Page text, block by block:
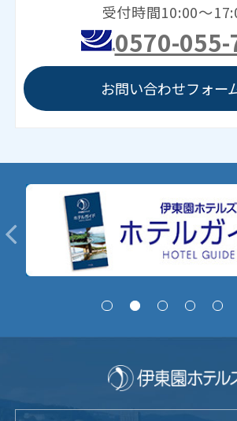
受付時間10:00～
0570-055-
お問い合わせフォー